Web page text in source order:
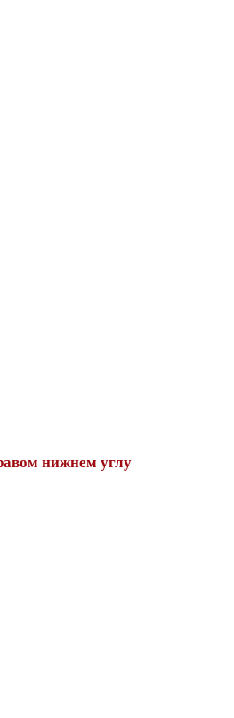
нижнем углу